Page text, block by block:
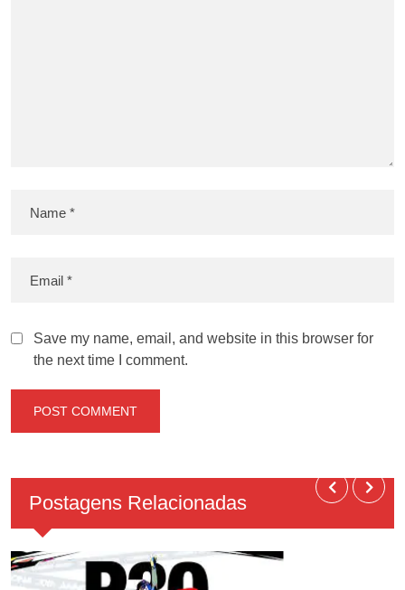
Save my name, email, and website in this browser for
the next time I comment.
Postagens Relacionadas